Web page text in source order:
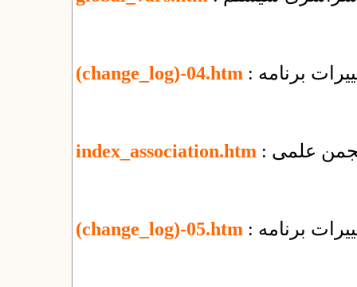
(change_log)-04.htm برنامه
index_association.htm علمی
(change_log)-05.htm برنامه